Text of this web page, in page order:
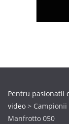
Pentru pasionatii
video >
Manfrotto 050